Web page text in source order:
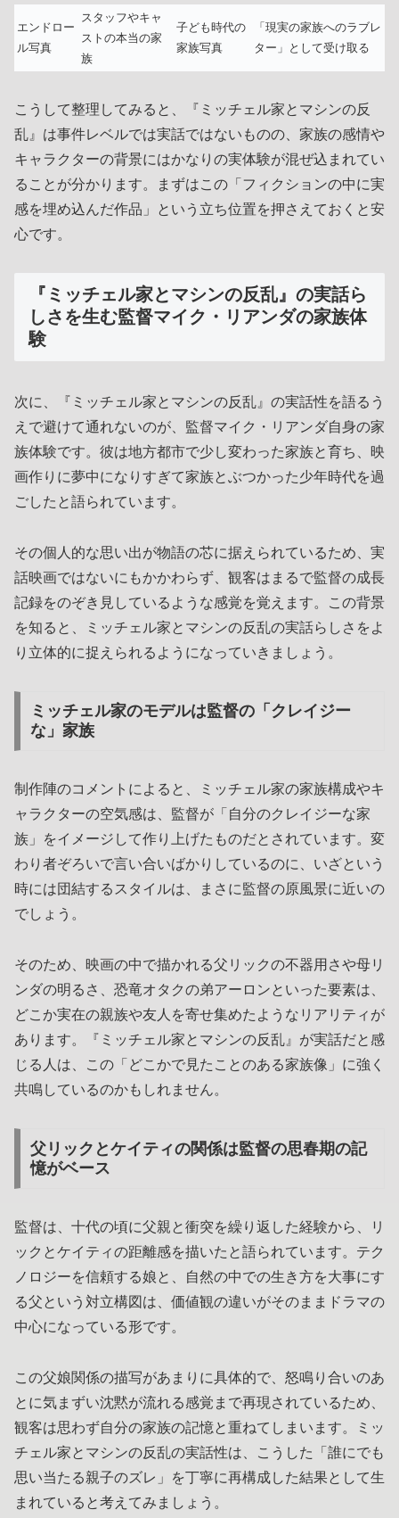
エンドロー
ル写真
スタッフやキャ
ストの本当の家
族
子ども時代の
家族写真
「現実の家族へのラブレ
ター」として受け取る
こうして整理してみると、『ミッチェル家とマシンの反
乱』は事件レベルでは実話ではないものの、家族の感情や
キャラクターの背景にはかなりの実体験が混ぜ込まれてい
ることが分かります。まずはこの「フィクションの中に実
感を埋め込んだ作品」という立ち位置を押さえておくと安
心です。
『ミッチェル家とマシンの反乱』の実話ら
しさを生む監督マイク・リアンダの家族体
験
次に、『ミッチェル家とマシンの反乱』の実話性を語るう
えで避けて通れないのが、監督マイク・リアンダ自身の家
族体験です。彼は地方都市で少し変わった家族と育ち、映
画作りに夢中になりすぎて家族とぶつかった少年時代を過
ごしたと語られています。
その個人的な思い出が物語の芯に据えられているため、実
話映画ではないにもかかわらず、観客はまるで監督の成長
記録をのぞき見しているような感覚を覚えます。この背景
を知ると、ミッチェル家とマシンの反乱の実話らしさをよ
り立体的に捉えられるようになっていきましょう。
ミッチェル家のモデルは監督の「クレイジー
な」家族
制作陣のコメントによると、ミッチェル家の家族構成やキ
ャラクターの空気感は、監督が「自分のクレイジーな家
族」をイメージして作り上げたものだとされています。変
わり者ぞろいで言い合いばかりしているのに、いざという
時には団結するスタイルは、まさに監督の原風景に近いの
でしょう。
そのため、映画の中で描かれる父リックの不器用さや母リ
ンダの明るさ、恐竜オタクの弟アーロンといった要素は、
どこか実在の親族や友人を寄せ集めたようなリアリティが
あります。『ミッチェル家とマシンの反乱』が実話だと感
じる人は、この「どこかで見たことのある家族像」に強く
共鳴しているのかもしれません。
父リックとケイティの関係は監督の思春期の記
憶がベース
監督は、十代の頃に父親と衝突を繰り返した経験から、リ
ックとケイティの距離感を描いたと語られています。テク
ノロジーを信頼する娘と、自然の中での生き方を大事にす
る父という対立構図は、価値観の違いがそのままドラマの
中心になっている形です。
この父娘関係の描写があまりに具体的で、怒鳴り合いのあ
とに気まずい沈黙が流れる感覚まで再現されているため、
観客は思わず自分の家族の記憶と重ねてしまいます。ミッ
チェル家とマシンの反乱の実話性は、こうした「誰にでも
思い当たる親子のズレ」を丁寧に再構成した結果として生
まれていると考えてみましょう。